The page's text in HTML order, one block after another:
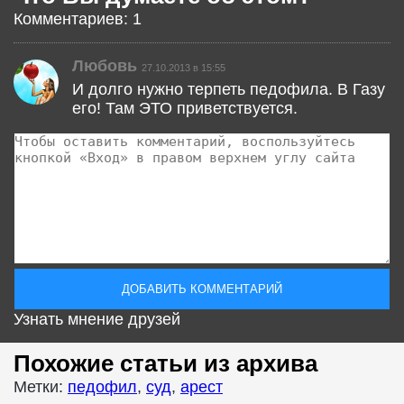
Комментариев: 1
Любовь 27.10.2013 в 15:55
И долго нужно терпеть педофила. В Газу
его! Там ЭТО приветствуется.
Узнать мнение друзей
Похожие статьи из архива
Метки: педофил, суд, арест